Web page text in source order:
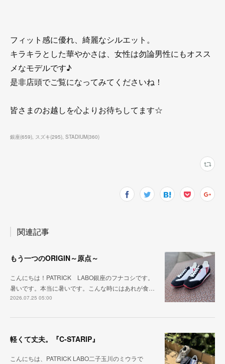
フィット感に優れ、綺麗なシルエット。
キラキラとした華やかさは、女性は勿論男性にもオスス
メなモデルです♪
是非店頭でご覧になってみてくださいね！
皆さまのお越しを心よりお待ちしてます☆
銀座(659) スズキ(295) STADIUM(360)
関連記事
もう一つのORIGIN～原点～
こんにちは！PATRICK LABO銀座のフナコシです。
暑いです。本当に暑いです。こんな時にはあれが食…
2026.07.25 05:00
軽くて丈夫。『C-STARIP』
こんにちは、PATRICK LABO二子玉川のミウラで